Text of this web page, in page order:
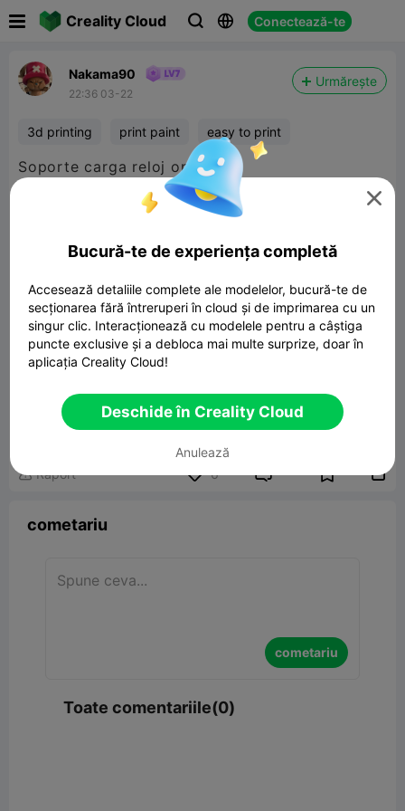
Creality Cloud   Conectează-te
Nakama90
22:36 03-22
Urmărește
3d printing print paint easy to print
Soporte carga reloj oneplus
oneplus watch 3 stand carg vertical
 Raport 6  
cometariu
cometariu
Toate comentariile(0)

Bucură-te de experiența completă
Accesează detaliile complete ale modelelor, bucură-te de
secționarea fără întreruperi în cloud și de imprimarea cu un
singur clic. Interacționează cu modelele pentru a câștiga
puncte exclusive și a debloca mai multe surprize, doar în
aplicația Creality Cloud!
Deschide în Creality Cloud
Anulează